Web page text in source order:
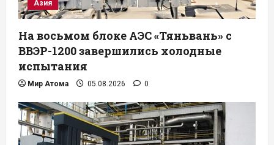
Азия
На восьмом блоке АЭС «Тяньвань» с
ВВЭР-1200 завершились холодные
испытания
Мир Атома 05.08.2026 0